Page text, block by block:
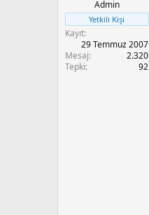
a
n
i
h
i
Admin
Yetkili Kişi
Kayıt
29 Temmuz 2007
Mesaj
2.320
Tepki
92